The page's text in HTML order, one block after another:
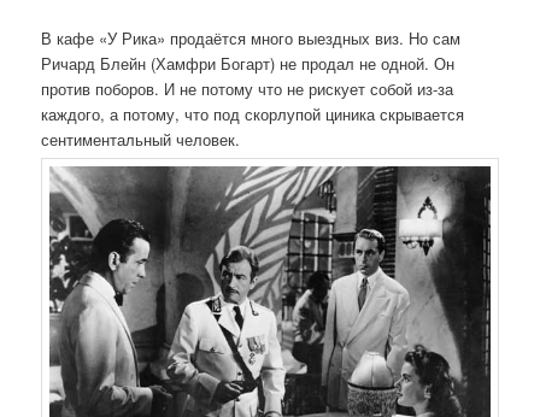
В кафе «У Рика» продаётся много выездных виз. Но сам
Ричард Блейн (Хамфри Богарт) не продал не одной. Он
против поборов. И не потому что не рискует собой из-за
каждого, а потому, что под скорлупой циника скрывается
сентиментальный человек.